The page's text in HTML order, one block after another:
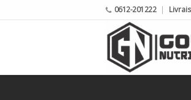
0612-201222